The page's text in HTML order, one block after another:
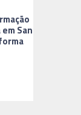
San